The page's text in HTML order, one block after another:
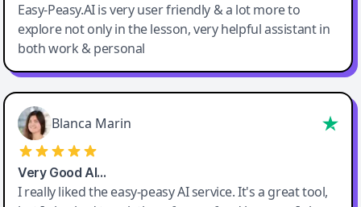
Easy-Peasy.AI is very user friendly & a lot more to
explore not only in the lesson, very helpful assistant in
both work & personal
Blanca Marin
Very Good AI…
I really liked the easy-peasy AI service. It's a great tool,